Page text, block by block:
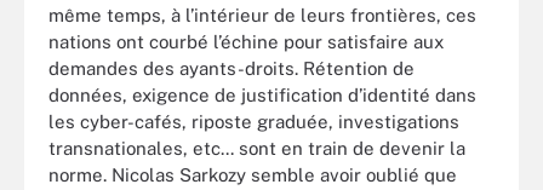
même temps, à l’intérieur de leurs frontières, ces
nations ont courbé l’échine pour satisfaire aux
demandes des ayants-droits. Rétention de
données, exigence de justification d’identité dans
les cyber-cafés, riposte graduée, investigations
transnationales, etc... sont en train de devenir la
norme. Nicolas Sarkozy semble avoir oublié que